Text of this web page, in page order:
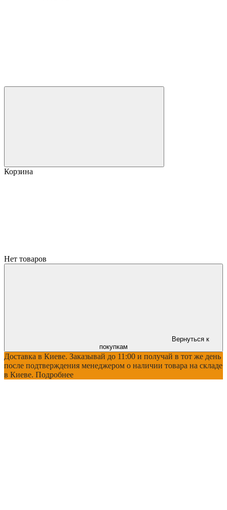
Корзина
Нет товаров
Вернуться к
покупкам
Доставка в Киеве. Заказывай до 11:00 и получай в тот же день
после подтверждения менеджером о наличии товара на складе
в Киеве. Подробнее